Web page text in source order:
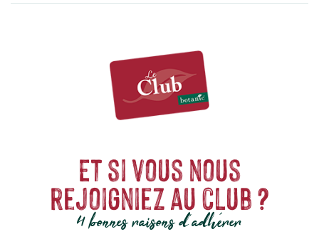
Et si vous nous
rejoigniez au club ?
4 bonnes raisons d'adhérer